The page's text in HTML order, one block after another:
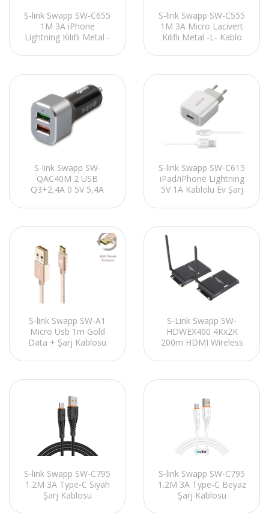
S-link Swapp SW-C655
1M 3A iPhone
Lightning Kılıflı Metal -
Kablosu
S-link Swapp SW-C555
1M 3A Micro Lacivert
Kılıflı Metal -L- Kablo
S-link Swapp SW-
QAC40M 2 USB
Q3+2,4A 0 5V 5,4A
Araç Şarj Cihazı
S-link Swapp SW-C615
iPad/iPhone Lightning
5V 1A Kablolu Ev Şarj
S-link Swapp SW-A1
Micro Usb 1m Gold
Data + Şarj Kablosu
S-Link Swapp SW-
HDWEX400 4Kx2K
200m HDMI Wireless
Uzatıcı
S-link Swapp SW-C795
1.2M 3A Type-C Siyah
Şarj Kablosu
S-link Swapp SW-C795
1.2M 3A Type-C Beyaz
Şarj Kablosu